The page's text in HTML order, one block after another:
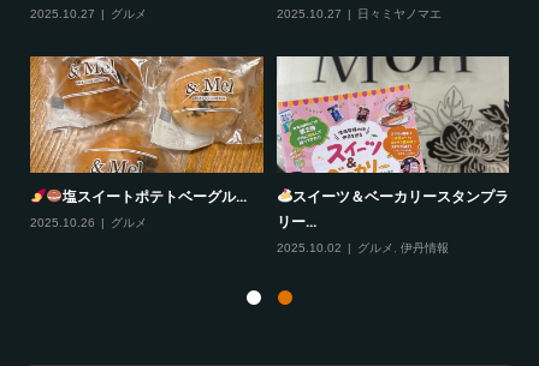
2025.10.27 グルメ 2025.10.27 日々ミヤノマエ
塩スイートポテトベーグル...
2025.10.26 グルメ
スイーツ＆ベーカリースタンプラ
リー...
2025.10.02 グルメ 伊丹情報